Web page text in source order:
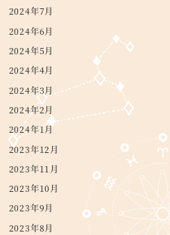
2024年7月
2024年6月
2024年5月
2024年4月
2024年3月
2024年2月
2024年1月
2023年12月
2023年11月
2023年10月
2023年9月
2023年8月